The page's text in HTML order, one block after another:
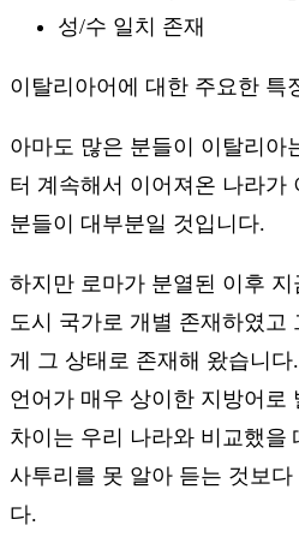
성/수 일치 존재
이탈리아어에 대한 주요한 특
아마도 많은 분들이 이탈리아
터 계속해서 이어져온 나라가
분들이 대부분일 것입니다.
하지만 로마가 분열된 이후
도시 국가로 개별 존재하였고
게 그 상태로 존재해 왔습니
언어가 매우 상이한 지방어로
차이는 우리 나라와 비교했을
사투리를 못 알아 듣는 것보
다.